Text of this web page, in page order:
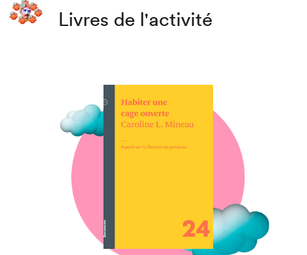
Livres de l'activité